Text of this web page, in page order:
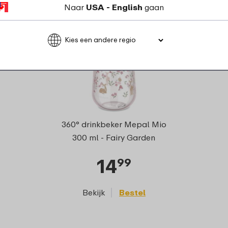
360° drinkbeker Mepal Mio
300 ml - Fairy Garden
1499
Bekijk Bestel
Naar USA - English gaan